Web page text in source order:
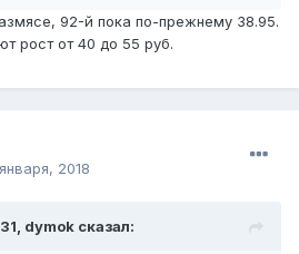
92-й пока по-прежнему 38.95.
рост от 40 до 55 руб.
2018
dymok сказал: